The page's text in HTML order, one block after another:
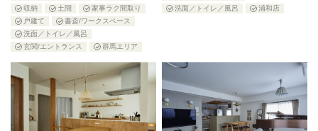
収納
土間
家事ラク間取り
戸建て
書斎/ワークスペース
洗面／トイレ／風呂
玄関/エントランス
群馬エリア
洗面／トイレ／風呂
浦和店